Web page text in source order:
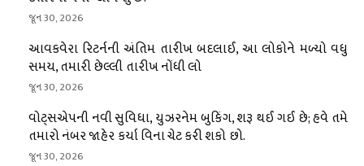
જૂન 30, 2026
આવકવેરા રિટર્નની અંતિમ તારીખ બદલાઈ, આ લોકોને મળ્યો વધુ
સમય, તમારી છેલ્લી તારીખ નોંધી લો
જૂન 30, 2026
વોટ્સએપની નવી સુવિધા, યુઝરનેમ બુકિંગ, શરૂ થઈ ગઈ છે; હવે તમે
તમારો નંબર જાહેર કર્યા વિના ચેટ કરી શકો છો.
જૂન 30, 2026